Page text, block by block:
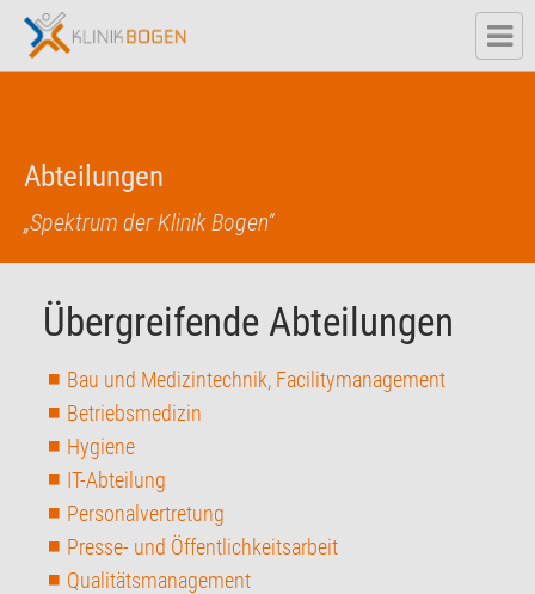
Abteilungen
„Spektrum der Klinik Bogen“
Übergreifende Abteilungen
Bau und Medizintechnik, Facilitymanagement
Betriebsmedizin
Hygiene
IT-Abteilung
Personalvertretung
Presse- und Öffentlichkeitsarbeit
Qualitätsmanagement